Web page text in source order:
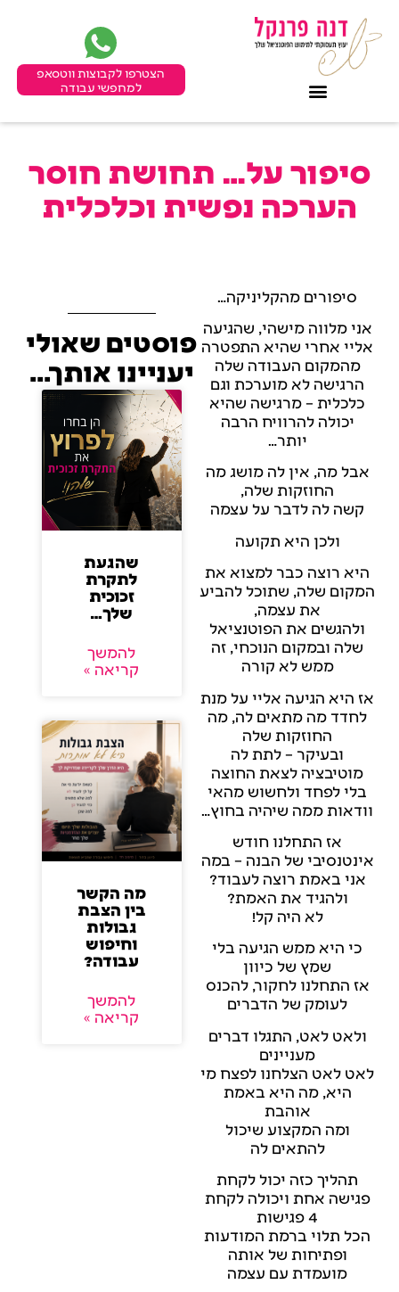
הצטרפו לקבוצות ווטסאפ
למחפשי עבודה
סיפור על… תחושת חוסר
הערכה נפשית וכלכלית
סיפורים מהקליניקה…
אני מלווה מישהי, שהגיעה
אליי אחרי שהיא התפטרה
מהמקום העבודה שלה
הרגישה לא מוערכת וגם
כלכלית – מרגישה שהיא
יכולה להרוויח הרבה
יותר…
אבל מה, אין לה מושג מה
החוזקות שלה,
קשה לה לדבר על עצמה
ולכן היא תקועה
היא רוצה כבר למצוא את
המקום שלה, שתוכל להביע
את עצמה,
ולהגשים את הפוטנציאל
שלה ובמקום הנוכחי, זה
ממש לא קורה
אז היא הגיעה אליי על מנת
לחדד מה מתאים לה, מה
החוזקות שלה
ובעיקר – לתת לה
מוטיבציה לצאת החוצה
בלי לפחד ולחשוש מהאי
וודאות ממה שיהיה בחוץ…
אז התחלנו חודש
אינטנסיבי של הבנה – במה
אני באמת רוצה לעבוד?
ולהגיד את האמת?
לא היה קל!
כי היא ממש הגיעה בלי
שמץ של כיוון
אז התחלנו לחקור, להכנס
לעומק של הדברים
ולאט לאט, התגלו דברים
מעניינים
לאט לאט הצלחנו לפצח מי
היא, מה היא באמת
אוהבת
ומה המקצוע שיכול
להתאים לה
תהליך כזה יכול לקחת
פגישה אחת ויכולה לקחת
4 פגישות
הכל תלוי ברמת המודעות
ופתיחות של אותה
מועמדת עם עצמה
פוסטים שאולי
יעניינו אותך...
שהגעת
לתקרת
זכוכית
שלך…
להמשך
קריאה »
מה הקשר
בין הצבת
גבולות
וחיפוש
עבודה?
להמשך
קריאה »